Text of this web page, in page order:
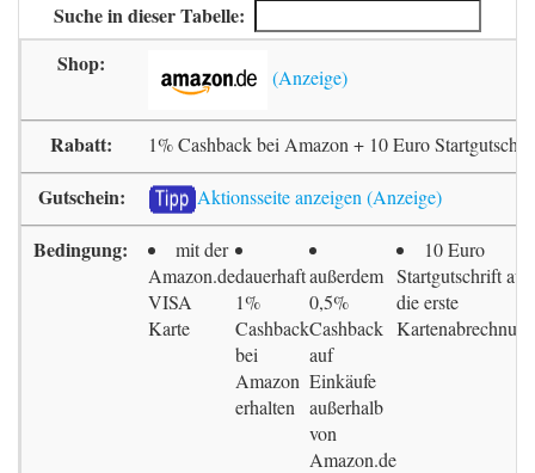
Suche in dieser Tabelle:
1% Cashback bei Amazon + 10 Euro
Aktionsseite anzeigen
mit der
Amazon.de
VISA
Karte
dauerhaft
1%
Cashback
bei
Amazon
erhalten
außerdem
0,5%
Cashback
auf
Einkäufe
außerhalb
von
Amazon.de
10 Euro
Startgutschrift auf
die erste
Kartenabrechnung